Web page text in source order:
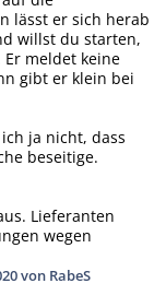
lässt er sich herab
willst du starten,
meldet keine
gibt er klein bei
ja nicht, dass
beseitige.
Lieferanten
wegen
von RabeS